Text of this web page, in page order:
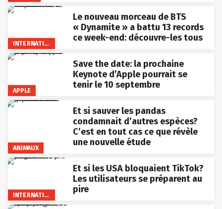
INTERNATIONAL
Le nouveau morceau de BTS
« Dynamite » a battu 13 records
ce week-end: découvre-les tous
APPLE
Save the date: la prochaine
Keynote d’Apple pourrait se
tenir le 10 septembre
ANIMAUX
Et si sauver les pandas
condamnait d’autres espèces?
C’est en tout cas ce que révèle
une nouvelle étude
INTERNATIONAL
Et si les USA bloquaient TikTok?
Les utilisateurs se préparent au
pire